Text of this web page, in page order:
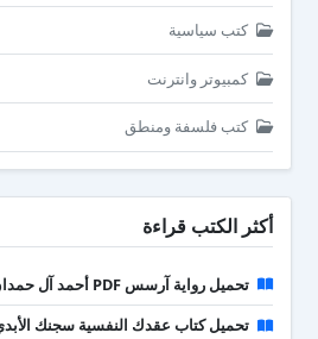
كتب سياسية
كمبيوتر وانترنت
كتب فلسفة ومنطق
أكثر الكتب قراءة
تحميل رواية آرسس PDF أحمد آل حمدان